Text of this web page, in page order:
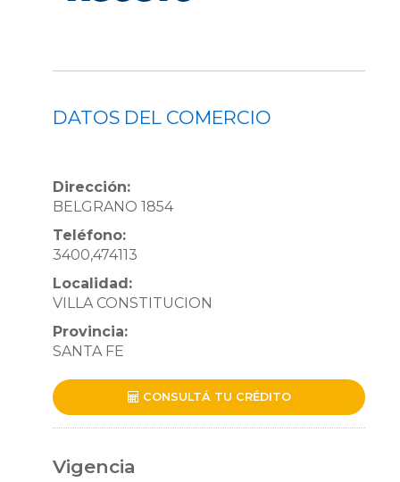
DATOS DEL COMERCIO
Dirección:
BELGRANO 1854
Teléfono:
3400,474113
Localidad:
VILLA CONSTITUCION
Provincia:
SANTA FE
CONSULTÁ TU CRÉDITO
Vigencia